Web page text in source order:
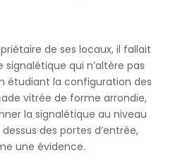
de ses locaux, il fallait
qui n’altère pas
étudiant la configuration des
vitrée de forme arrondie,
la signalétique au niveau
des portes d’entrée,
une évidence.